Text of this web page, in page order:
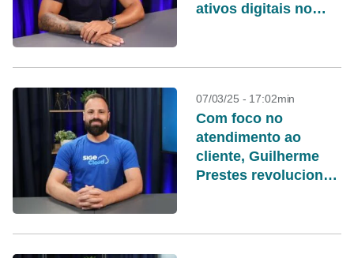
ativos digitais no
07/03/25 - 17:02min
Com foco no
atendimento ao
cliente, Guilherme
Prestes revolucionou
empresarial